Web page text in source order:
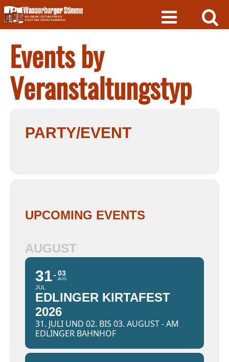
Skip
to
content
Events by
Veranstaltungstyp
PARTY/EVENT
UPCOMING EVENTS
AUGUST
31
JUL
03
AUG
EDLINGER KIRTAFEST
2026
31. JULI UND 02. BIS 03. AUGUST - AM
EDLINGER BAHNHOF